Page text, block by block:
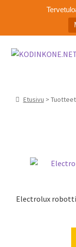
Siirry
Siirry
Asiakaspalvelu
Etusivu >
Electrolux